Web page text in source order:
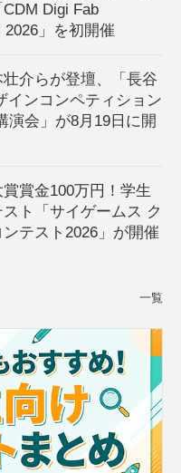
Digi Fab
2026」を初開催
介らが登壇、「長谷
インコンペティション
演会」が8月19日に開
賞賞金100万円！学生
ト「サイゲームス ク
テスト2026」が開催
一覧